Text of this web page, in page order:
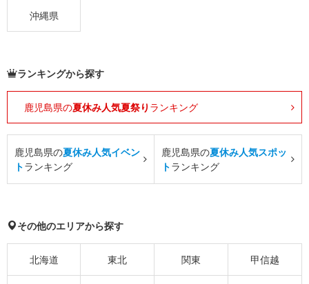
沖縄県
ランキングから探す
鹿児島県の夏休み人気夏祭り ランキング
鹿児島県の夏休み人気イベン
トランキング
鹿児島県の夏休み人気スポッ
トランキング
その他のエリアから探す
北海道 東北 関東 甲信越